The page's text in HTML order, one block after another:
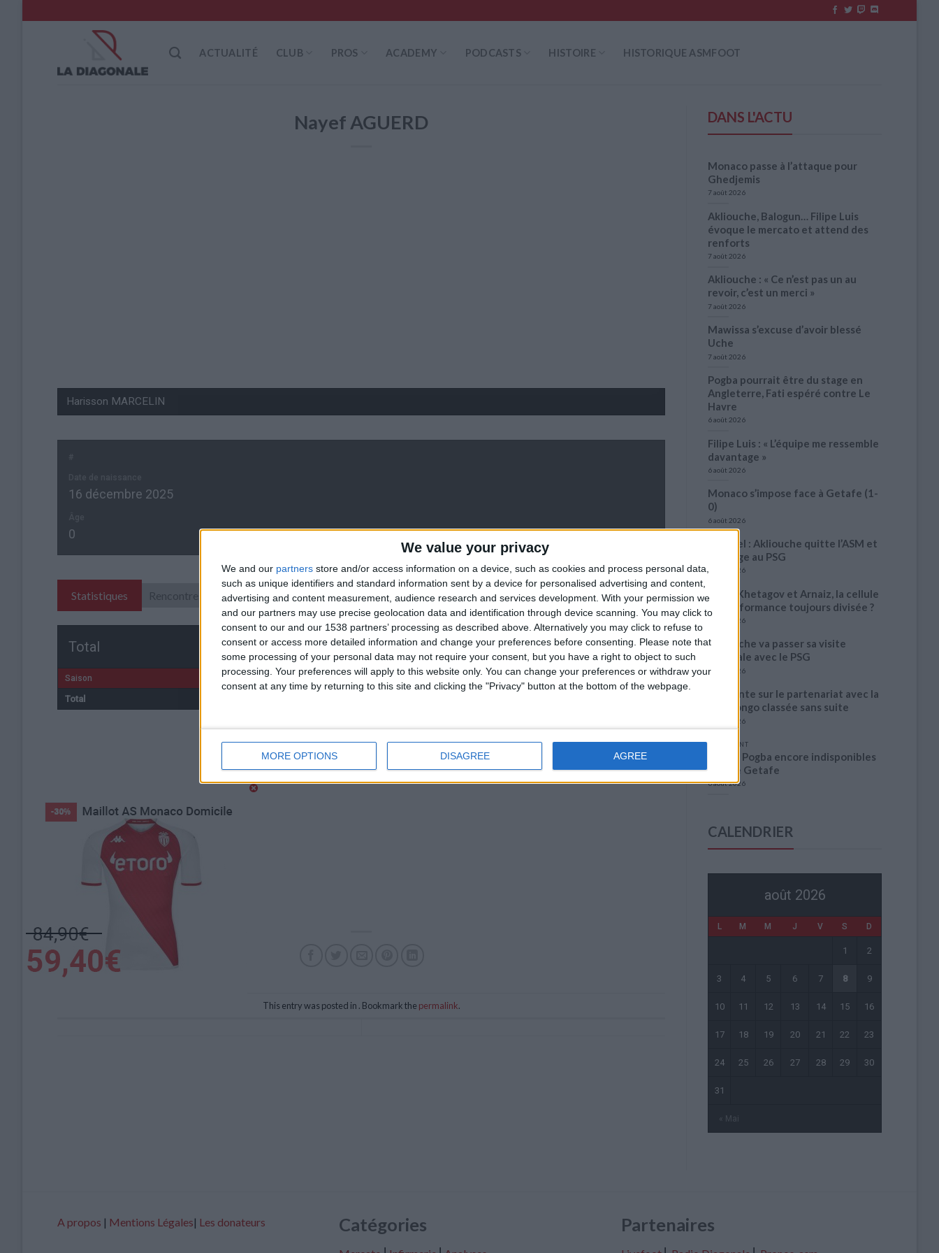
We value your privacy
We and our partners store and/or access information on a device, such as cookies and process personal data,
such as unique identifiers and standard information sent by a device for personalised advertising and content,
advertising and content measurement, audience research and services development. With your permission we
and our partners may use precise geolocation data and identification through device scanning. You may click to
consent to our and our 1538 partners’ processing as described above. Alternatively you may click to refuse to
consent or access more detailed information and change your preferences before consenting.
Please note that
some processing of your personal data may not require your consent, but you have a right to object to such
processing. Your preferences will apply to this website only. You can change your preferences or withdraw your
consent at any time by returning to this site and clicking the "Privacy" button at the bottom of the webpage.
MORE OPTIONS DISAGREE AGREE
to
ACTUALITÉ CLUB PROS ACADEMY PODCASTS HISTOIRE HISTORIQUE ASMFOOT
Nayef AGUERD
16 décembre 2025
0
Statistiques Rencontres
Total
Saison
Total
This entry was posted in . Bookmark the permalink.
DANS L'ACTU
Monaco passe à l’attaque pour
Ghedjemis
7 août 2026
Akliouche, Balogun… Filipe Luis
évoque le mercato et attend des
renforts
7 août 2026
Akliouche : « Ce n’est pas un au
revoir, c’est un merci »
7 août 2026
Mawissa s’excuse d’avoir blessé
Uche
7 août 2026
Pogba pourrait être du stage en
Angleterre, Fati espéré contre Le
Havre
6 août 2026
Filipe Luis : « L’équipe me ressemble
davantage »
6 août 2026
Monaco s’impose face à Getafe (1-
0)
6 août 2026
Officiel : Akliouche quitte l’ASM et
s’engage au PSG
6 août 2026
Entre Khetagov et Arnaiz, la cellule
de performance toujours divisée ?
6 août 2026
Akliouche va passer sa visite
médicale avec le PSG
6 août 2026
La plainte sur le partenariat avec la
R.D. Congo classée sans suite
6 août 2026
1 COMMENT
Fati et Pogba encore indisponibles
contre Getafe
6 août 2026
CALENDRIER
août 2026
L M M J V S D
« Mai
1 2
3 4 5 6 7 8 9
10 11 12 13 14 15 16
17 18 19 20 21 22 23
24 25 26 27 28 29 30
31
A propos | Mentions Légales| Les donateurs Catégories Partenaires